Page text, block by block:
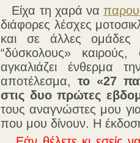
Είχα τη χαρά να
διάφορες λέσχες
και σε άλλες ομάδες
“δύσκολους» καιρούς,
αγκαλιάζει ένθερμα
αποτέλεσμα, το «27
στις δυο πρώτες
τους αναγνώστες μου
που μου δίνουν. Η